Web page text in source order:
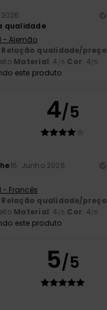
qualidade
- Alemão
Relação qualidade/preço
Material: 4 /5 Cor: 4/5
este produto
4/5
15. Junho 2026
- Francês
Relação qualidade/preço
Material: 4 /5 Cor: 4/5
este produto
5/5